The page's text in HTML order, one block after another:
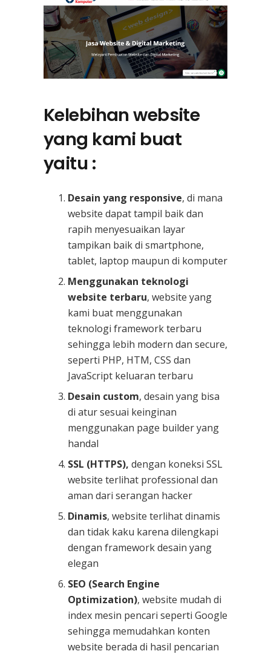
Kelebihan website
yang kami buat
yaitu :
Desain yang responsive, di mana
website dapat tampil baik dan
rapih menyesuaikan layar
tampikan baik di smartphone,
tablet, laptop maupun di komputer
Menggunakan teknologi
website terbaru, website yang
kami buat menggunakan
teknologi framework terbaru
sehingga lebih modern dan secure,
seperti PHP, HTM, CSS dan
JavaScript keluaran terbaru
Desain custom, desain yang bisa
di atur sesuai keinginan
menggunakan page builder yang
handal
SSL (HTTPS), dengan koneksi SSL
website terlihat professional dan
aman dari serangan hacker
Dinamis, website terlihat dinamis
dan tidak kaku karena dilengkapi
dengan framework desain yang
elegan
SEO (Search Engine
Optimization), website mudah di
index mesin pencari seperti Google
sehingga memudahkan konten
website berada di hasil pencarian